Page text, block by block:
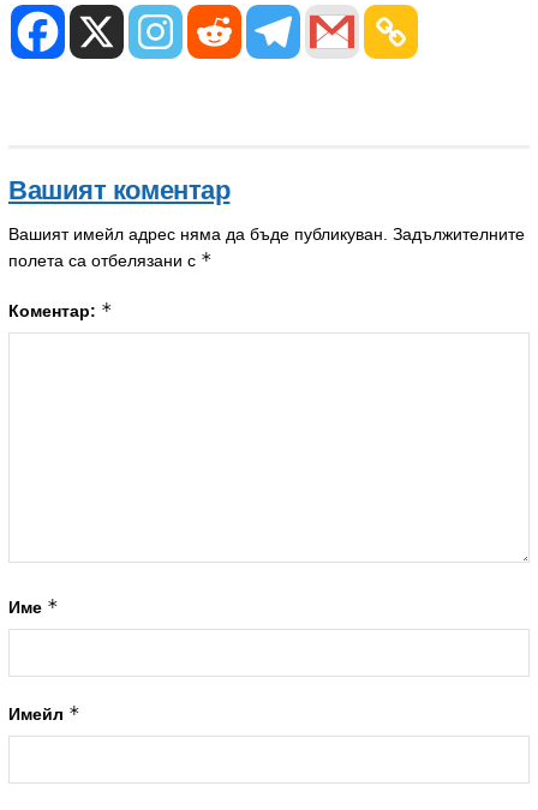
Вашият коментар
Вашият имейл адрес няма да бъде публикуван. Задължителните
полета са отбелязани с *
Коментар: *
Име *
Имейл *